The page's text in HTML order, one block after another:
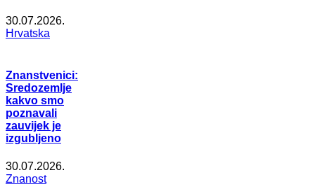
30.07.2026.
Hrvatska
Znanstvenici:
Sredozemlje
kakvo smo
poznavali
zauvijek je
izgubljeno
30.07.2026.
Znanost